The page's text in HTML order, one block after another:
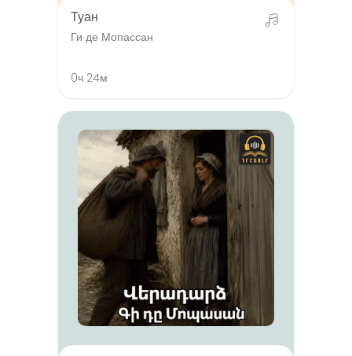
Туан
Ги де Мопассан
0ч 24м